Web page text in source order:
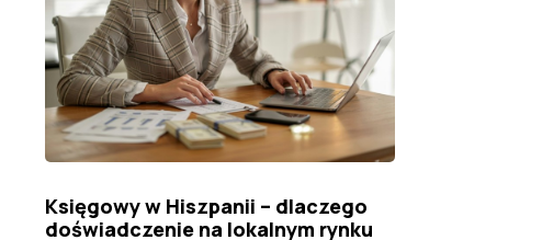
Księgowy w Hiszpanii – dlaczego
doświadczenie na lokalnym rynku